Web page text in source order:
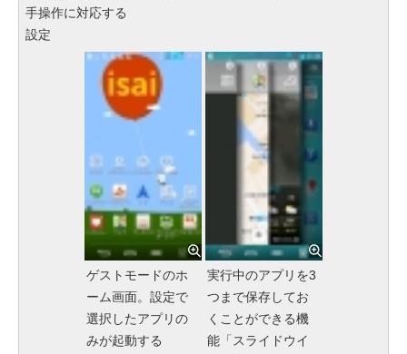
手操作に対応する
設定
ゲストモードのホ
ーム画面。設定で
選択したアプリの
みが起動する
実行中のアプリを3
つまで保存してお
くことができる機
能「スライドウイ